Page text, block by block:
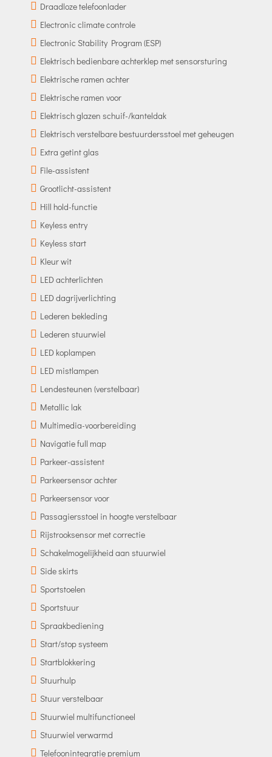
Draadloze telefoonlader
Electronic climate controle
Electronic Stability Program (ESP)
Elektrisch bedienbare achterklep met sensorsturing
Elektrische ramen achter
Elektrische ramen voor
Elektrisch glazen schuif-/kanteldak
Elektrisch verstelbare bestuurdersstoel met geheugen
Extra getint glas
File-assistent
Grootlicht-assistent
Hill hold-functie
Keyless entry
Keyless start
Kleur wit
LED achterlichten
LED dagrijverlichting
Lederen bekleding
Lederen stuurwiel
LED koplampen
LED mistlampen
Lendesteunen (verstelbaar)
Metallic lak
Multimedia-voorbereiding
Navigatie full map
Parkeer-assistent
Parkeersensor achter
Parkeersensor voor
Passagiersstoel in hoogte verstelbaar
Rijstrooksensor met correctie
Schakelmogelijkheid aan stuurwiel
Side skirts
Sportstoelen
Sportstuur
Spraakbediening
Start/stop systeem
Startblokkering
Stuurhulp
Stuur verstelbaar
Stuurwiel multifunctioneel
Stuurwiel verwarmd
Telefoonintegratie premium